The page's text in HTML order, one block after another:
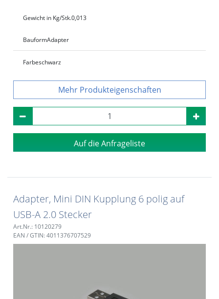
Gewicht in Kg/Stk.0,013
BauformAdapter
Farbeschwarz
Produkteigenschaften
Auf die Anfrageliste
Adapter, Mini DIN Kupplung 6 polig auf
USB-A 2.0 Stecker
Art.Nr.: 10120279
EAN / GTIN: 4011376707529